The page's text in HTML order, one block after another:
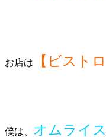
お店は 【ビスト
僕は、 オムライス